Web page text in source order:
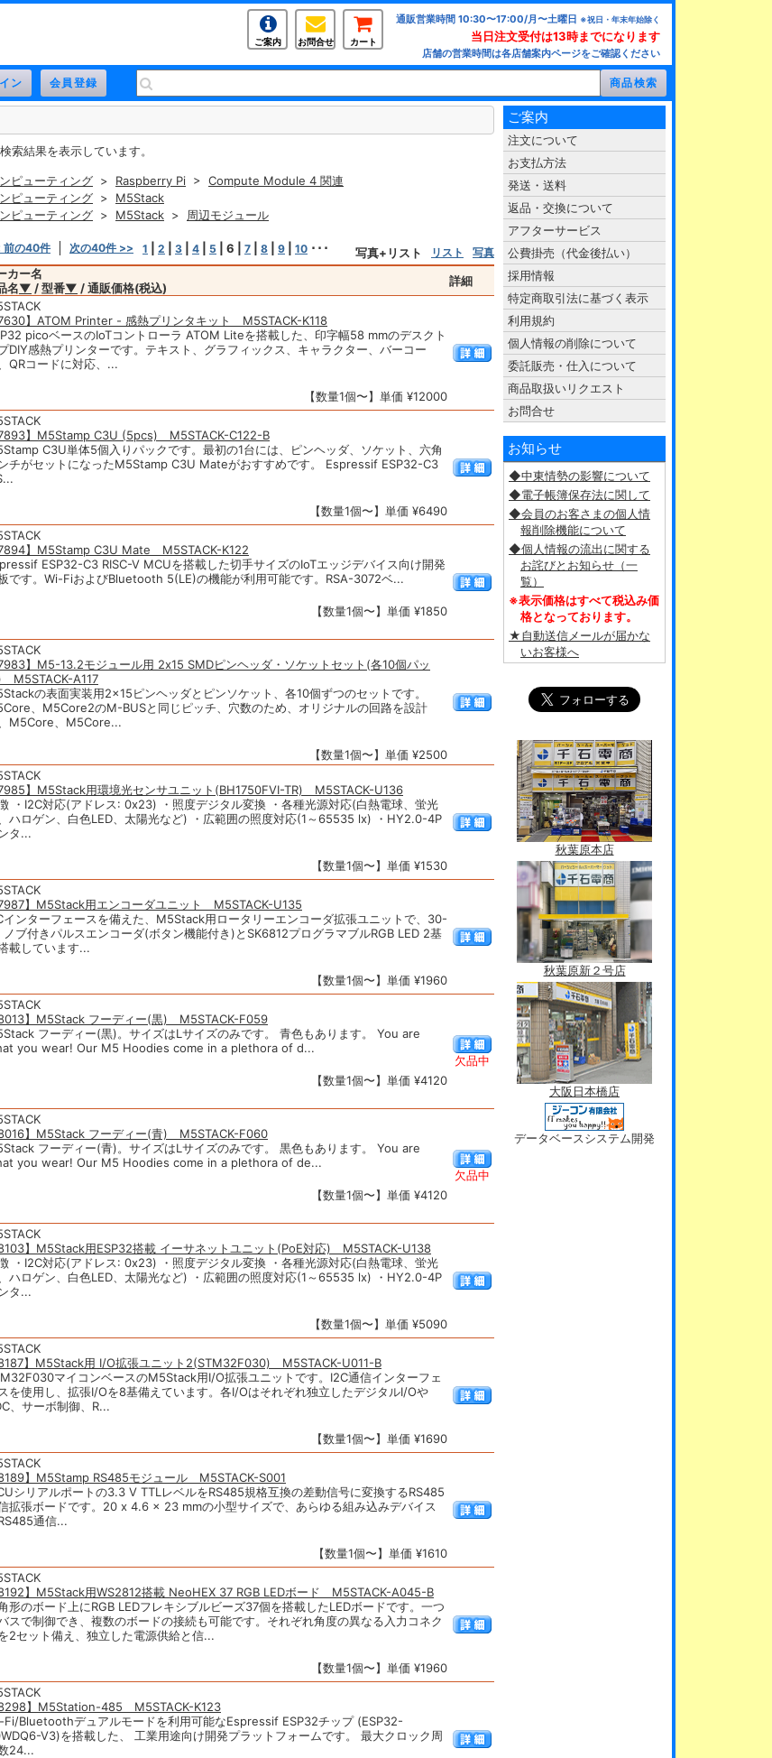
ご案内 お問合せ カート
通販営業時間 10:30〜17:00/月〜土曜日 ※祝日・年末年始除く
当日注文受付は13時までになります
店舗の営業時間は各店舗案内ページをご確認ください
索結果を表示しています。
ピューティング > Raspberry Pi > Compute Module 4 関連
ピューティング > M5Stack
ピューティング > M5Stack > 周辺モジュール
前の40件 次の40件 >> 1 2 3 4 5 6 7 8 9 10 ･･･ 写真+リスト リスト 写真
カー名
名▼ / 型番▼ / 通販価格(税込)
詳細
7630】ATOM Printer - 感熱プリンタキット M5STACK-K118
picoベースのIoTコントローラ ATOM Liteを搭載した、印字幅58 mmのデスクト
DIY感熱プリンターです。テキスト、グラフィックス、キャラクター、バーコー
QRコードに対応、...
【数量1個〜】単価 ¥12000
7893】M5Stamp C3U (5pcs) M5STACK-C122-B
C3U単体5個入りパックです。最初の1台には、ピンヘッダ、ソケット、六角
チがセットになったM5Stamp C3U Mateがおすすめです。 Espressif ESP32-C3
【数量1個〜】単価 ¥6490
7894】M5Stamp C3U Mate M5STACK-K122
ESP32-C3 RISC-V MCUを搭載した切手サイズのIoTエッジデバイス向け開発
です。Wi-FiおよびBluetooth 5(LE)の機能が利用可能です。RSA-3072ベ...
【数量1個〜】単価 ¥1850
7983】M5-13.2モジュール用 2x15 SMDピンヘッダ・ソケットセット(各10個パッ
M5STACK-A117
の表面実装用2×15ピンヘッダとピンソケット、各10個ずつのセットです。
、M5Core2のM-BUSと同じピッチ、穴数のため、オリジナルの回路を設計
M5Core、M5Core...
【数量1個〜】単価 ¥2500
7985】M5Stack用環境光センサユニット(BH1750FVI-TR) M5STACK-U136
・I2C対応(アドレス: 0x23) ・照度デジタル変換 ・各種光源対応(白熱電球、蛍光
ハロゲン、白色LED、太陽光など) ・広範囲の照度対応(1～65535 lx) ・HY2.0-4P
タ...
【数量1個〜】単価 ¥1530
7987】M5Stack用エンコーダユニット M5STACK-U135
インターフェースを備えた、M5Stack用ロータリーエンコーダ拡張ユニットで、30-
ブ付きパルスエンコーダ(ボタン機能付き)とSK6812プログラマブルRGB LED 2基
載しています...
【数量1個〜】単価 ¥1960
8013】M5Stack フーディー(黒) M5STACK-F059
フーディー(黒)。サイズはLサイズのみです。 青色もあります。 You are
you wear! Our M5 Hoodies come in a plethora of d...
【数量1個〜】単価 ¥4120
欠品中
8016】M5Stack フーディー(青) M5STACK-F060
フーディー(青)。サイズはLサイズのみです。 黒色もあります。 You are
you wear! Our M5 Hoodies come in a plethora of de...
【数量1個〜】単価 ¥4120
欠品中
8103】M5Stack用ESP32搭載 イーサネットユニット(PoE対応) M5STACK-U138
・I2C対応(アドレス: 0x23) ・照度デジタル変換 ・各種光源対応(白熱電球、蛍光
ハロゲン、白色LED、太陽光など) ・広範囲の照度対応(1～65535 lx) ・HY2.0-4P
タ...
【数量1個〜】単価 ¥5090
8187】M5Stack用 I/O拡張ユニット2(STM32F030) M5STACK-U011-B
マイコンベースのM5Stack用I/O拡張ユニットです。I2C通信インターフェ
を使用し、拡張I/Oを8基備えています。各I/Oはそれぞれ独立したデジタルI/Oや
、サーボ制御、R...
【数量1個〜】単価 ¥1690
8189】M5Stamp RS485モジュール M5STACK-S001
シリアルポートの3.3 V TTLレベルをRS485規格互換の差動信号に変換するRS485
拡張ボードです。20 x 4.6 x 23 mmの小型サイズで、あらゆる組み込みデバイス
通信...
【数量1個〜】単価 ¥1610
8192】M5Stack用WS2812搭載 NeoHEX 37 RGB LEDボード M5STACK-A045-B
形のボード上にRGB LEDフレキシブルビーズ37個を搭載したLEDボードです。一つ
スで制御でき、複数のボードの接続も可能です。それぞれ角度の異なる入力コネク
2セット備え、独立した電源供給と信...
【数量1個〜】単価 ¥1960
8298】M5Station-485 M5STACK-K123
Fi/Bluetoothデュアルモードを利用可能なEspressif ESP32チップ (ESP32-
V3)を搭載した、 工業用途向け開発プラットフォームです。 最大クロック周
24...
ご案内
注文について
お支払方法
発送・送料
返品・交換について
アフターサービス
公費掛売（代金後払い）
採用情報
特定商取引法に基づく表示
利用規約
個人情報の削除について
委託販売・仕入について
商品取扱いリクエスト
お問合せ
お知らせ
◆中東情勢の影響について
◆電子帳簿保存法に関して
◆会員のお客さまの個人情
報削除機能について
◆個人情報の流出に関する
お詫びとお知らせ（一
覧）
※表示価格はすべて税込み価
格となっております。
★自動送信メールが届かな
いお客様へ
秋葉原本店
秋葉原新２号店
大阪日本橋店
データベースシステム開発